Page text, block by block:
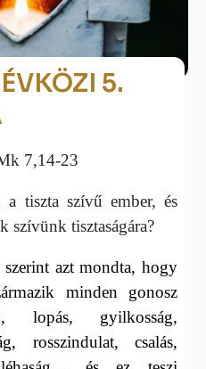
5.
7,14-23
tiszta szívű ember, és
szívünk tisztaságára?
azt mondta, hogy
minden gonosz
lopás, gyilkosság,
rosszindulat, csalás,